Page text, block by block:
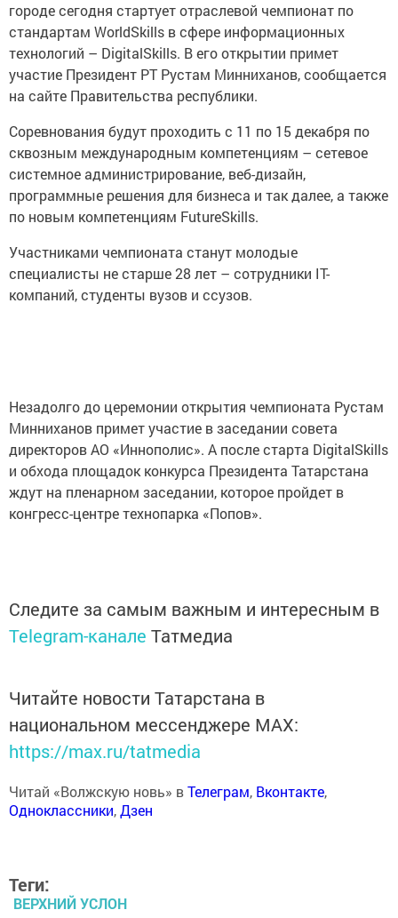
городе сегодня стартует отраслевой чемпионат по
стандартам WorldSkills в сфере информационных
технологий – DigitalSkills. В его открытии примет
участие Президент РТ Рустам Минниханов, сообщается
на сайте Правительства республики.
Соревнования будут проходить с 11 по 15 декабря по
сквозным международным компетенциям – сетевое
системное администрирование, веб-дизайн,
программные решения для бизнеса и так далее, а также
по новым компетенциям FutureSkills.
Участниками чемпионата станут молодые
специалисты не старше 28 лет – сотрудники IT-
компаний, студенты вузов и ссузов.
Незадолго до церемонии открытия чемпионата Рустам
Минниханов примет участие в заседании совета
директоров АО «Иннополис». А после старта DigitalSkills
и обхода площадок конкурса Президента Татарстана
ждут на пленарном заседании, которое пройдет в
конгресс-центре технопарка «Попов».
Следите за самым важным и интересным в
Telegram-канале Татмедиа
Читайте новости Татарстана в
национальном мессенджере MАХ:
https://max.ru/tatmedia
Читай «Волжскую новь» вТелеграм, Вконтакте,
Одноклассники,Дзен
Теги:
ВЕРХНИЙ УСЛОН